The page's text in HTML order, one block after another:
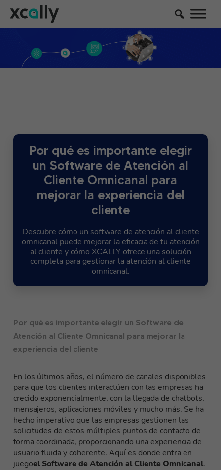
Por qué es importante elegir
un Software de Atención al
Cliente Omnicanal para
mejorar la experiencia del
cliente
Descubre cómo un software de atención al cliente
omnicanal puede mejorar la eficacia de tu atención
al cliente y cómo XCALLY ofrece una solución
completa para gestionar la atención al cliente
omnicanal.
Por qué es importante elegir un Software de
Atención al Cliente Omnicanal para mejorar la
experiencia del cliente
En los últimos años, el número de canales disponibles
para que los clientes interactúen con las empresas ha
crecido exponencialmente, con la llegada de chatbots,
mensajeros, aplicaciones móviles y mucho más. Se ha
hecho imperativo que las empresas gestionen las
solicitudes de estos múltiples puntos de contacto de
forma coordinada, proporcionando una experiencia de
usuario fluida y coherente. Aquí es donde entra en
juegoel Software de Atención al Cliente Omnicanal.